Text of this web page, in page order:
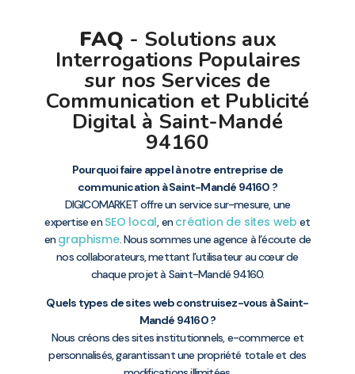
FAQ - Solutions aux
Interrogations Populaires
sur nos Services de
Communication et Publicité
Digital à Saint-Mandé
94160
Pourquoi faire appel à notre entreprise de
communication à Saint-Mandé 94160 ?
DIGICOMARKET offre un service sur-mesure, une
expertise enSEO local, encréation de sites web et
engraphisme. Nous sommes une agence à l’écoute de
nos collaborateurs, mettant l’utilisateur au cœur de
chaque projet à Saint-Mandé 94160.
Quels types de sites web construisez-vous à Saint-
Mandé 94160 ?
Nous créons des sites institutionnels, e-commerce et
personnalisés, garantissant une propriété totale et des